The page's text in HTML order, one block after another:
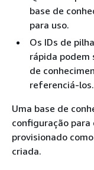
base de
para uso.
Os IDs de
rápida podem
de
referenciá-los.
Uma base de
configuração
provisionado
criada.